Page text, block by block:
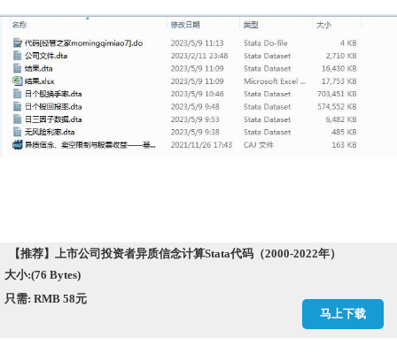
【推荐】上市公司投资者异质信念计算Stata代码（2000-2022年）
大小:(76 Bytes)
只需: RMB 58元
马上下载